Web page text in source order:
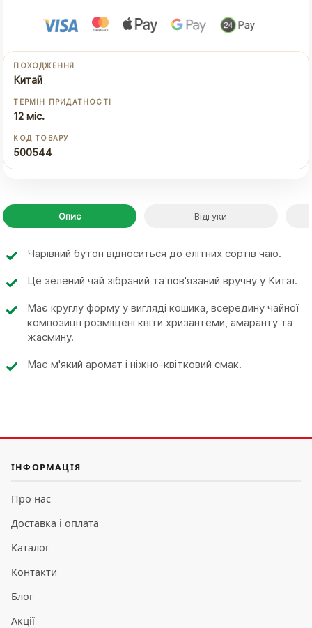
ПОХОДЖЕННЯ
Китай
ТЕРМІН ПРИДАТНОСТІ
12 міс.
КОД ТОВАРУ
500544
Опис Відгуки
Чарівний бутон відноситься до елітних сортів чаю.
Це зелений чай зібраний та пов'язаний вручну у Китаї.
Має круглу форму у вигляді кошика, всередину чайної
композиції розміщені квіти хризантеми, амаранту та
жасмину.
Має м'який аромат і ніжно-квітковий смак.
ІНФОРМАЦІЯ
Про нас
Доставка і оплата
Каталог
Контакти
Блог
Акції